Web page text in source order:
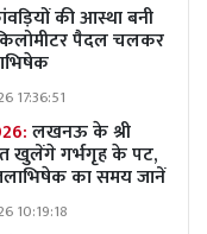
की आस्था बनी
पैदल चलकर
17:36:51
लखनऊ के श्री
खुलेंगे गर्भगृह के पट,
का समय जानें
10:19:18